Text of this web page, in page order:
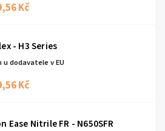
Kč
- H3 Series
u dodavatele v EU
Kč
Ease Nitrile FR - N650SFR